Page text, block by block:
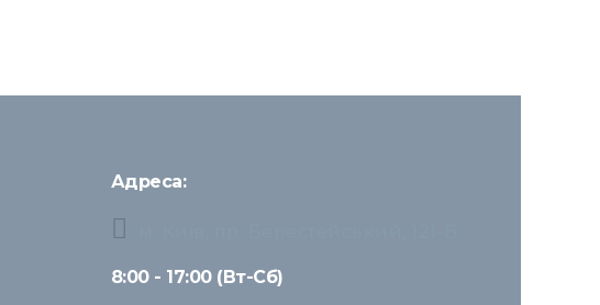
Адреса:
8:00 - 17:00 (Вт-Сб)